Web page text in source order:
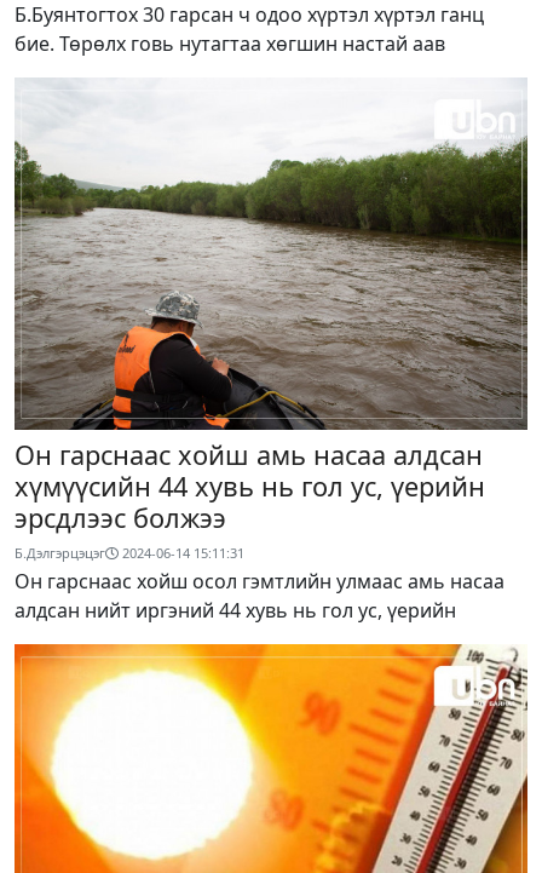
Б.Буянтогтох 30 гарсан ч одоо хүртэл хүртэл ганц
бие. Төрөлх говь нутагтаа хөгшин настай аав
Он гарснаас хойш амь насаа алдсан
хүмүүсийн 44 хувь нь гол ус, үерийн
эрсдлээс болжээ
Б.Дэлгэрцэцэг 2024-06-14 15:11:31
Он гарснаас хойш осол гэмтлийн улмаас амь насаа
алдсан нийт иргэний 44 хувь нь гол ус, үерийн